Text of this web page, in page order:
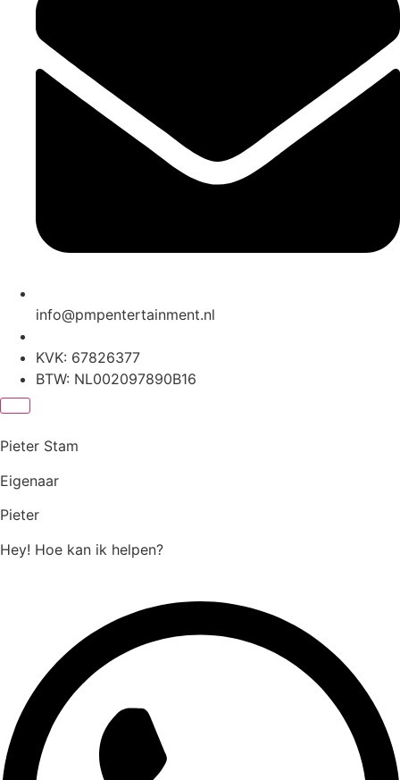
info@pmpentertainment.nl
KVK: 67826377
BTW: NL002097890B16
Pieter Stam
Eigenaar
Pieter
Hey! Hoe kan ik helpen?